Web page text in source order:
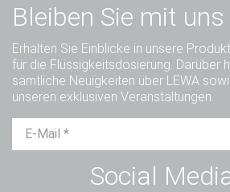
Bleiben Sie mit
Erhalten Sie Einblicke in unsere
für die Flüssigkeitsdosierung. Darüber
sämtliche Neuigkeiten über LEWA
unseren exklusiven Veranstaltungen.
Frau Divers
Social